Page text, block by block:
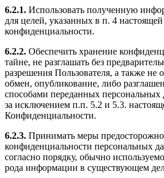
6.2.1. Использовать полученную
для целей, указанных в п. 4
конфиденциальности.
6.2.2. Обеспечить хранение
тайне, не разглашать без
разрешения Пользователя, а также не
обмен, опубликование, либо
способами переданных персональных
за исключением п.п. 5.2 и 5.3.
Конфиденциальности.
6.2.3. Принимать меры
конфиденциальности персональных
согласно порядку, обычно
рода информации в существующем